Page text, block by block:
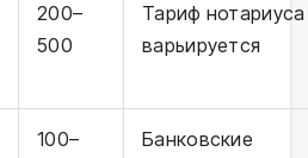
200–
500
Тариф нотариуса
варьируется
100–
Банковские